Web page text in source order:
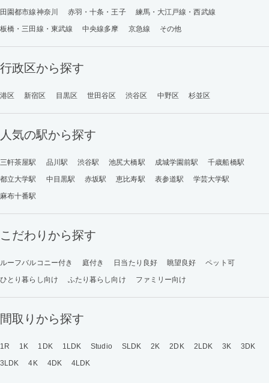
田園都市線神奈川
赤羽・十条・王子
練馬・大江戸線・西武線
板橋・三田線・東武線
中央線多摩 京急線 その他
行政区から探す
港区 新宿区 目黒区 世田谷区 渋谷区 中野区 杉並区
人気の駅から探す
三軒茶屋駅 品川駅 渋谷駅 池尻大橋駅 成城学園前駅
千歳船橋駅
都立大学駅
中目黒駅 赤坂駅 恵比寿駅 表参道駅
学芸大学駅
麻布十番駅
こだわりから探す
ルーフバルコニー付き 庭付き 日当たり良好 眺望良好
ペット可
ひとり暮らし向け
ふたり暮らし向け ファミリー向け
間取りから探す
1R 1K 1DK 1LDK Studio SLDK 2K 2DK 2LDK 3K
3DK
3LDK
4K 4DK 4LDK